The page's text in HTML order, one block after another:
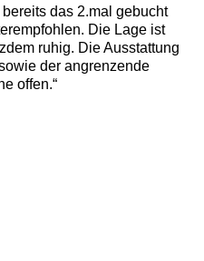
das 2.mal gebucht
Die Lage ist
ruhig. Die Ausstattung
der angrenzende
offen.“